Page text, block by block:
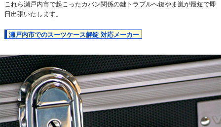
これら瀬戸内市で起こったカバン関係の鍵トラブルへ鍵やま嵐が最短で即
日出張いたします。
瀬戸内市でのスーツケース解錠 対応メーカー